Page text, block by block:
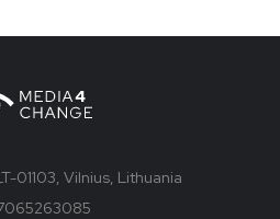
01103, Vilnius, Lithuania